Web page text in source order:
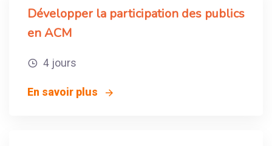
Développer la participation des publics
en ACM
4 jours
En savoir plus